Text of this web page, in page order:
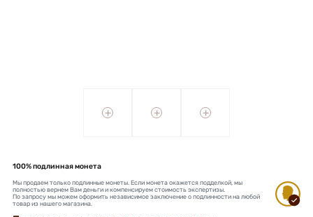
+ + +
100% подлинная монета
Мы продаем только подлинные монеты. Если монета окажется подделкой, мы
полностью вернем Вам деньги и компенсируем стоимость экспертизы.
По запросу мы можем оформить независимое заключение о подлинности на любой
товар из нашего магазина.